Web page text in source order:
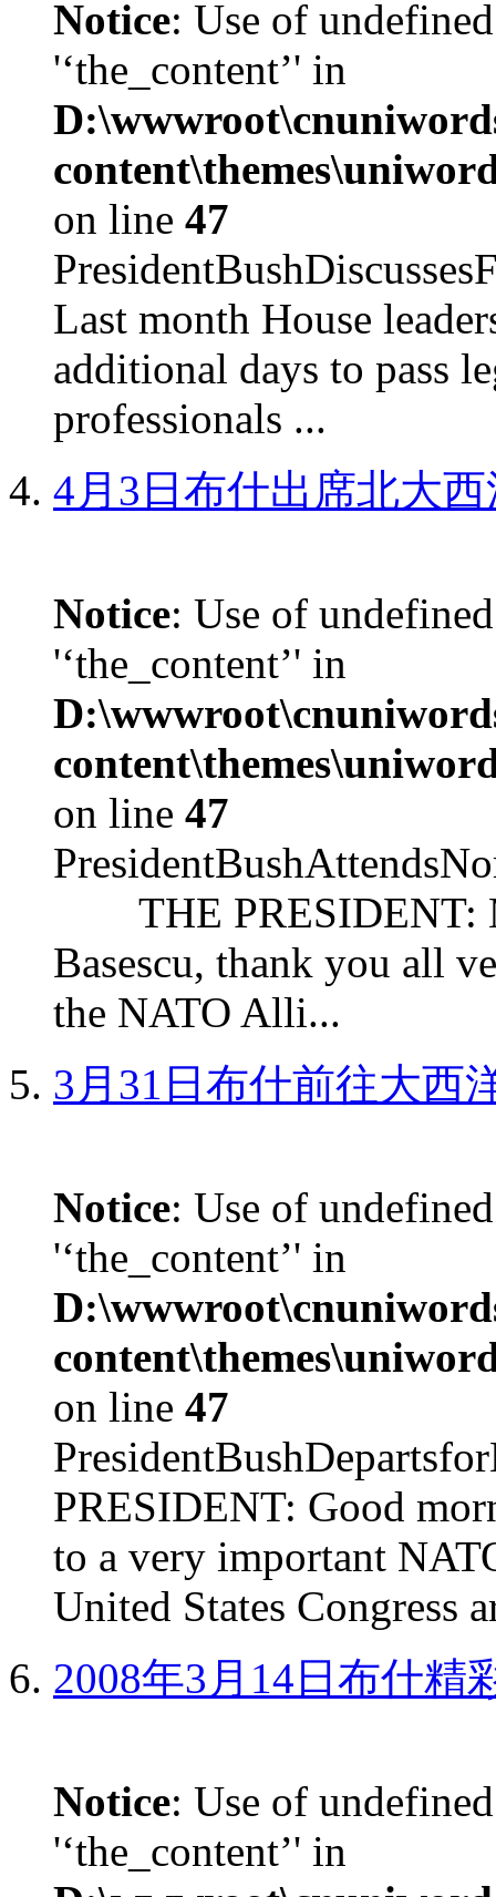
Notice: Use of
'‘the_content’' in
on line 47
Last month House
additional days to pass
professionals ...
4月3日布什出席北大
Notice: Use of
'‘the_content’' in
on line 47
THE PRESIDENT:
Basescu, thank you all
the NATO Alli...
3月31日布什前往大西
Notice: Use of
'‘the_content’' in
on line 47
PRESIDENT: Good
to a very important
United States Congress
2008年3月14日布什精
Notice: Use of
'‘the_content’' in